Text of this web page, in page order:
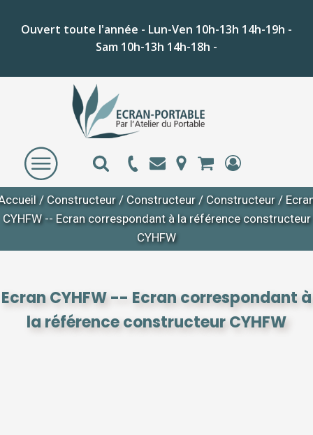
Ouvert toute l'année - Lun-Ven 10h-13h 14h-19h -
Sam 10h-13h 14h-18h -
/ Constructeur / Constructeur / Constructeur /
CYHFW -- Ecran correspondant à la référence constructeur
CYHFW
Ecran CYHFW -- Ecran correspondant à
la référence constructeur CYHFW